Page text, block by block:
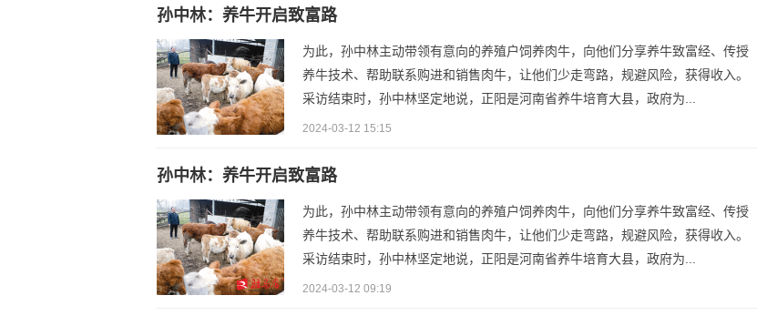
孙中林：养牛开启致富路
为此，孙中林主动带领有意向的养殖户饲养肉牛，向他们分享养牛致富经、传授
养牛技术、帮助联系购进和销售肉牛，让他们少走弯路，规避风险，获得收入。
采访结束时，孙中林坚定地说，正阳是河南省养牛培育大县，政府为...
2024-03-12 15:15
孙中林：养牛开启致富路
为此，孙中林主动带领有意向的养殖户饲养肉牛，向他们分享养牛致富经、传授
养牛技术、帮助联系购进和销售肉牛，让他们少走弯路，规避风险，获得收入。
采访结束时，孙中林坚定地说，正阳是河南省养牛培育大县，政府为...
2024-03-12 09:19